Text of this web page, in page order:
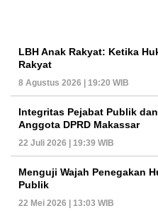
LBH Anak Rakyat: Ketika
Rakyat
8 Agustus 2026 | 19:20 WIB
Integritas Pejabat Publik
Anggota DPRD Makassar
22 Juli 2026 | 19:39 WIB
Menguji Wajah Penegakan
Publik
22 Mei 2026 | 13:03 WIB